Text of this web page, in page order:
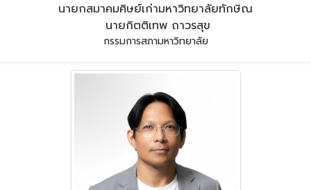
นายกสมาคมศิษย์เก่ามหาวิทยาลัยทักษิณ
นายกิตติเทพ ถาวรสุข
กรรมการสภามหาวิทยาลัย